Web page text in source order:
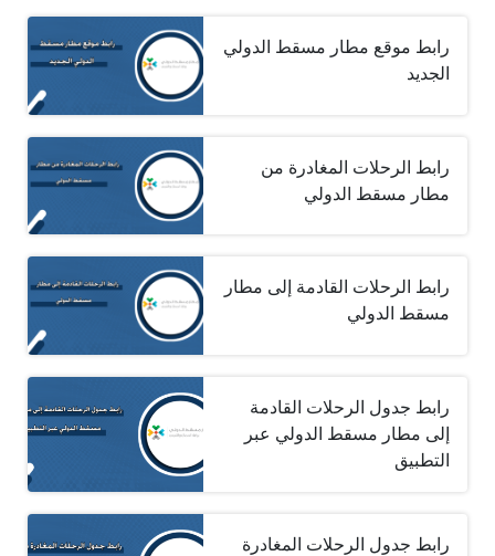
رابط موقع مطار مسقط الدولي
الجديد
رابط الرحلات المغادرة من
مطار مسقط الدولي
رابط الرحلات القادمة إلى مطار
مسقط الدولي
رابط جدول الرحلات القادمة
إلى مطار مسقط الدولي عبر
التطبيق
رابط جدول الرحلات المغادرة